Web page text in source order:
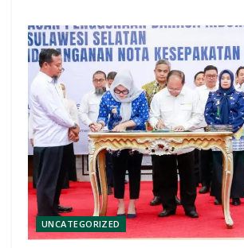
UNCATEGORIZED